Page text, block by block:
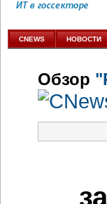
Заоблачная
аналитике
CNEWS НОВОСТИ
Обзор